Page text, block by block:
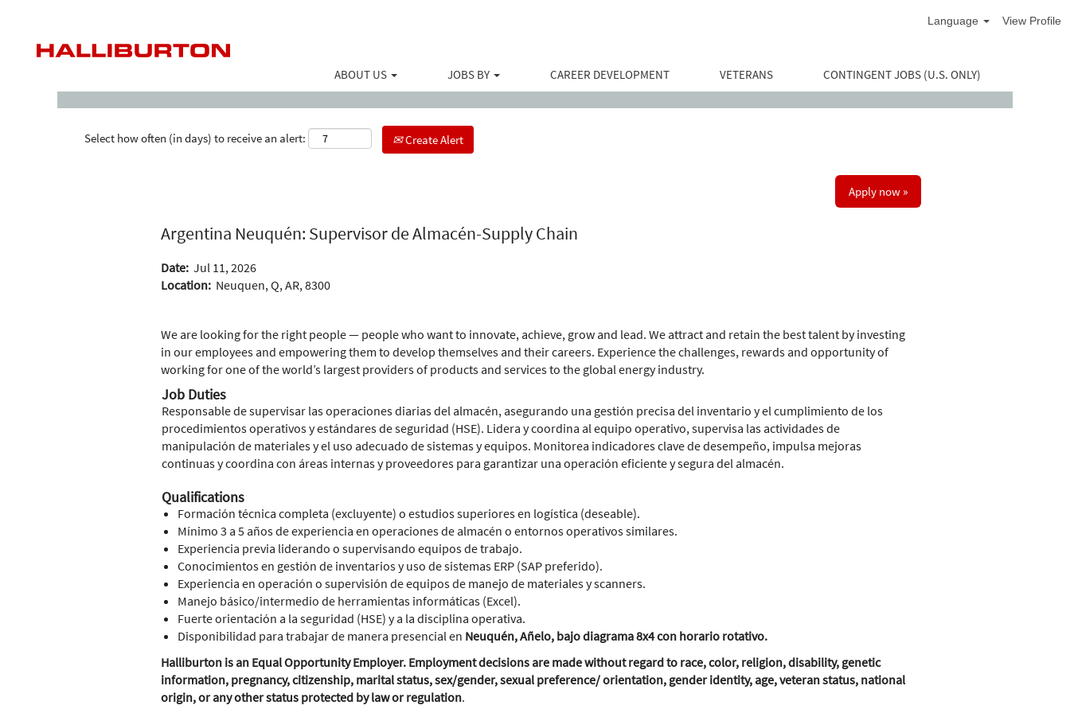
Language View Profile
ABOUT US JOBS BY CAREER DEVELOPMENT VETERANS CONTINGENT JOBS (U.S. ONLY)
Select how often (in days) to receive an alert: Create Alert
Apply now »
Argentina Neuquén: Supervisor de Almacén-Supply Chain
Date: Jul 11, 2026
Location: Neuquen, Q, AR, 8300
We are looking for the right people — people who want to innovate, achieve, grow and lead. We attract and retain the best talent by investing
in our employees and empowering them to develop themselves and their careers. Experience the challenges, rewards and opportunity of
working for one of the world’s largest providers of products and services to the global energy industry.
Job Duties
Responsable de supervisar las operaciones diarias del almacén, asegurando una gestión precisa del inventario y el cumplimiento de los
procedimientos operativos y estándares de seguridad (HSE). Lidera y coordina al equipo operativo, supervisa las actividades de
manipulación de materiales y el uso adecuado de sistemas y equipos. Monitorea indicadores clave de desempeño, impulsa mejoras
continuas y coordina con áreas internas y proveedores para garantizar una operación eficiente y segura del almacén.
Qualifications
Formación técnica completa (excluyente) o estudios superiores en logística (deseable).
Mínimo 3 a 5 años de experiencia en operaciones de almacén o entornos operativos similares.
Experiencia previa liderando o supervisando equipos de trabajo.
Conocimientos en gestión de inventarios y uso de sistemas ERP (SAP preferido).
Experiencia en operación o supervisión de equipos de manejo de materiales y scanners.
Manejo básico/intermedio de herramientas informáticas (Excel).
Fuerte orientación a la seguridad (HSE) y a la disciplina operativa.
Disponibilidad para trabajar de manera presencial en Neuquén, Añelo, bajo diagrama 8x4 con horario rotativo.
Halliburton is an Equal Opportunity Employer. Employment decisions are made without regard to race, color, religion, disability, genetic
information, pregnancy, citizenship, marital status, sex/gender, sexual preference/ orientation, gender identity, age, veteran status, national
origin, or any other status protected by law or regulation.